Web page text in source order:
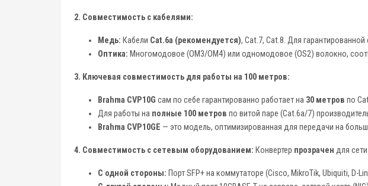
2. Совместимость с кабелями:
Медь: Кабели Cat.6a (рекомендуется), Cat.7, Cat.8. Для
Оптика: Многомодовое (OM3/OM4) или одномодовое (OS2) волокно,
3. Ключевая совместимость для работы на 100 метров:
Brahma CVP10G сам по себе гарантированно работает на 30 метров по
Для работы на полные 100 метров по витой паре (Cat.6a/7)
Brahma CVP10GE — это модель, оптимизированная для передачи на
4. Совместимость с сетевым оборудованием: Конвертер прозрачен для
С одной стороны: Порт SFP+ на коммутаторе (Cisco, MikroTik, Ubiquiti, D-